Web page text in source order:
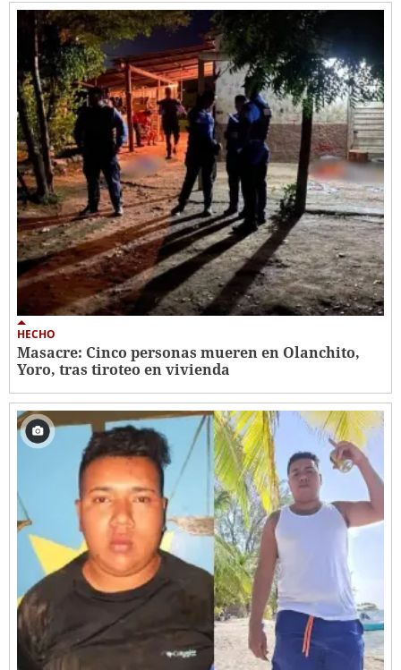
HECHO
Masacre: Cinco personas mueren en Olanchito,
Yoro, tras tiroteo en vivienda